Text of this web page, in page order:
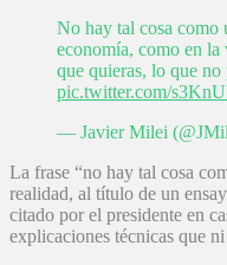
No hay tal cosa como
economía, como en la
que quieras, lo que no
pic.twitter.com/
— Javier Milei
La frase “no hay tal cosa
realidad, al título de un
citado por el presidente en
explicaciones técnicas que